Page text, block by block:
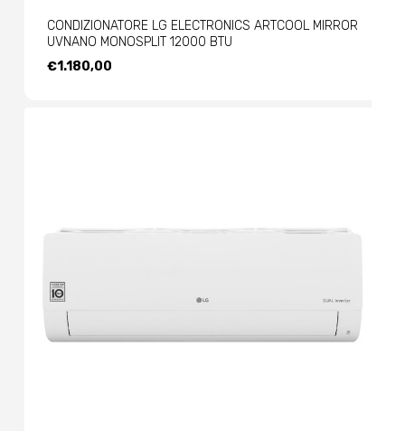
CONDIZIONATORE LG ELECTRONICS ARTCOOL MIRROR
UVNANO MONOSPLIT 12000 BTU
€1.180,00